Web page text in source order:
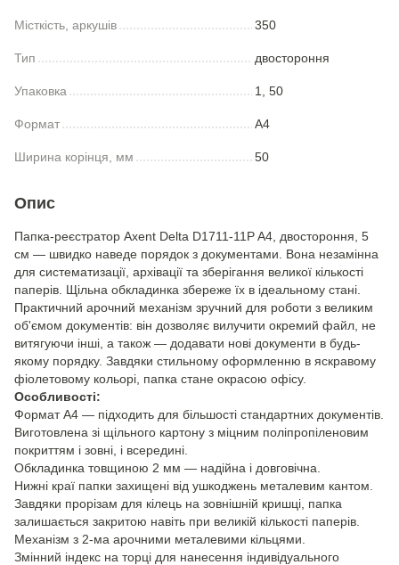
Місткість, аркушів 350
Тип двостороння
Упаковка 1, 50
Формат A4
Ширина корінця, мм 50
Опис
Папка-реєстратор Axent Delta D1711-11P A4, двостороння, 5
см — швидко наведе порядок з документами. Вона незамінна
для систематизації, архівації та зберігання великої кількості
паперів. Щільна обкладинка збереже їх в ідеальному стані.
Практичний арочний механізм зручний для роботи з великим
об'ємом документів: він дозволяє вилучити окремий файл, не
витягуючи інші, а також — додавати нові документи в будь-
якому порядку. Завдяки стильному оформленню в яскравому
фіолетовому кольорі, папка стане окрасою офісу.
Особливості:
Формат А4 — підходить для більшості стандартних документів.
Виготовлена зі щільного картону з міцним поліпропіленовим
покриттям і зовні, і всередині.
Обкладинка товщиною 2 мм — надійна і довговічна.
Нижні краї папки захищені від ушкоджень металевим кантом.
Завдяки прорізам для кілець на зовнішній кришці, папка
залишається закритою навіть при великій кількості паперів.
Механізм з 2-ма арочними металевими кільцями.
Змінний індекс на торці для нанесення індивідуального